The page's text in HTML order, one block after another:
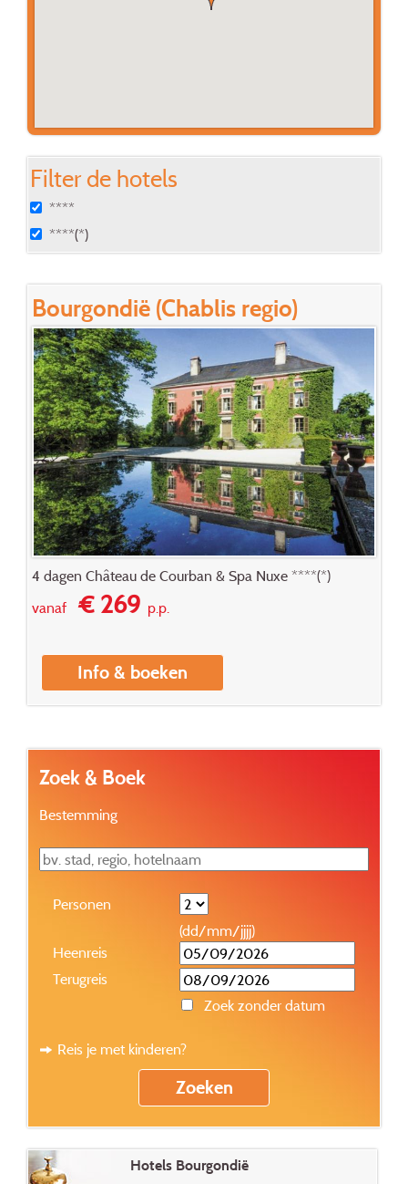
Filter de hotels
****
****(*)
Bourgondië (Chablis regio)
4 dagen Château de Courban & Spa Nuxe ****(*)
vanaf€ 269p.p.
Info & boeken
Zoek & Boek
Bestemming
Personen
(dd/mm/jjjj)
Heenreis
Terugreis
Zoek zonder datum
Reis je met kinderen?
Hotels Bourgondië